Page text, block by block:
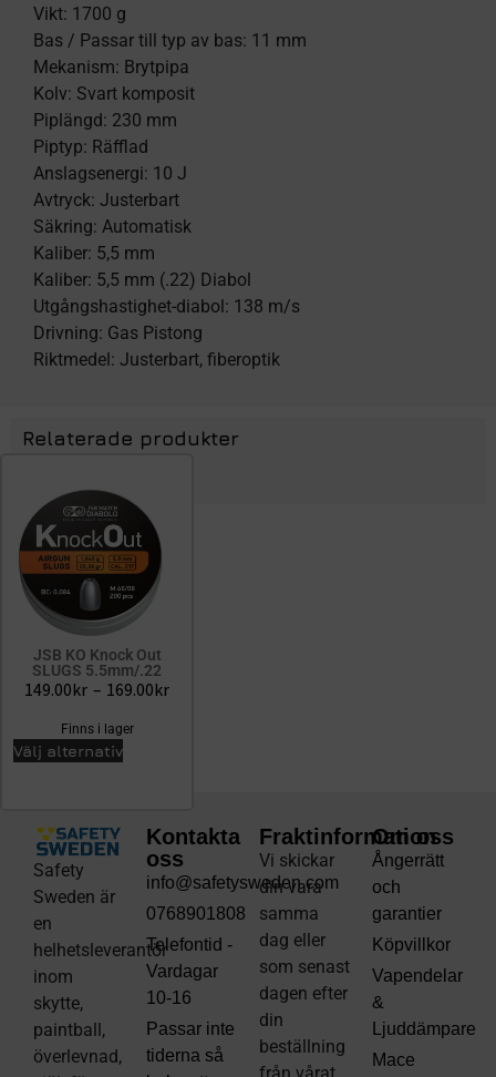
Vikt: 1700 g
Bas / Passar till typ av bas: 11 mm
Mekanism: Brytpipa
Kolv: Svart komposit
Piplängd: 230 mm
Piptyp: Räfflad
Anslagsenergi: 10 J
Avtryck: Justerbart
Säkring: Automatisk
Kaliber: 5,5 mm
Kaliber: 5,5 mm (.22) Diabol
Utgångshastighet-diabol: 138 m/s
Drivning: Gas Pistong
Riktmedel: Justerbart, fiberoptik
Relaterade produkter
JSB KO Knock Out
SLUGS 5.5mm/.22
149.00kr – 169.00kr
Finns i lager
Välj alternativ
Safety
Sweden är
en
helhetsleverantör
inom
skytte,
paintball,
överlevnad,
Kontakta
oss
info@safetysweden.com
0768901808
Telefontid -
Vardagar
10-16
Passar inte
tiderna så
Fraktinformation
Vi skickar
din vara
samma
dag eller
som senast
dagen efter
din
beställning
Om oss
Ångerrätt
och
garantier
Köpvillkor
Vapendelar
&
Ljuddämpare
Mace